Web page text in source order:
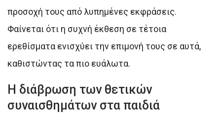
προσοχή τους από λυπημένες εκφράσεις.
Φαίνεται ότι η συχνή έκθεση σε τέτοια
ερεθίσματα ενισχύει την επιμονή τους σε αυτά,
καθιστώντας τα πιο ευάλωτα.
Η διάβρωση των θετικών
συναισθημάτων στα παιδιά